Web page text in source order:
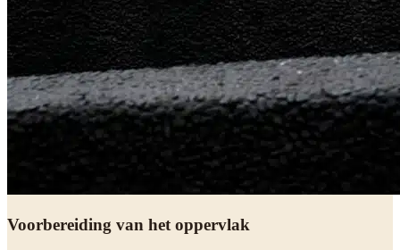
Voorbereiding van het oppervlak